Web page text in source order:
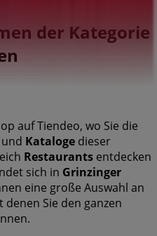
der Kategorie
auf Tiendeo, wo Sie die
und Kataloge dieser
Restaurants entdecken
sich in Grinzinger
eine große Auswahl an
Sie den ganzen